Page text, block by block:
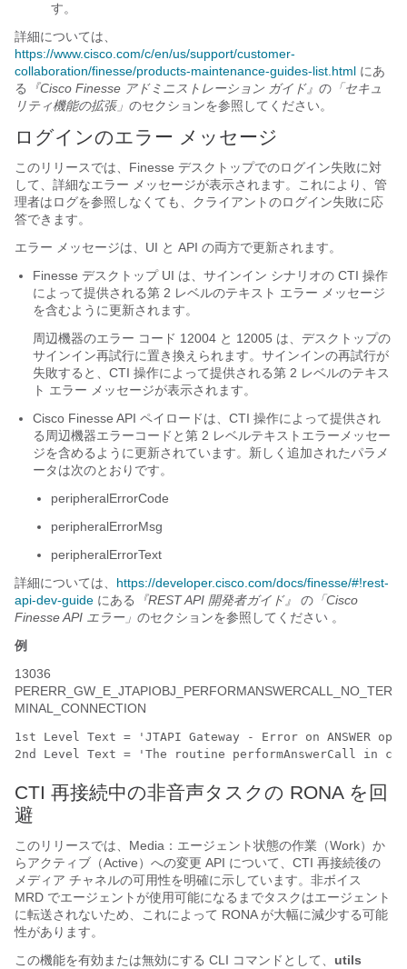
す。
詳細については、
https://www.cisco.com/c/en/us/support/customer-
collaboration/finesse/products-maintenance-guides-list.html にあ
る
『Cisco Finesse アドミニストレーション ガイド』 の 「セキュ
リティ機能の拡張」 のセクションを参照してください。
ログインのエラー メッセージ
このリリースでは、Finesse デスクトップでのログイン失敗に対
して、詳細なエラー メッセージが表示されます。これにより、管
理者はログを参照しなくても、クライアントのログイン失敗に応
答できます。
エラー メッセージは、UI と API の両方で更新されます。
Finesse デスクトップ UI は、サインイン シナリオの CTI 操作
によって提供される第 2 レベルのテキスト エラー メッセージ
を含むように更新されます。
周辺機器のエラー コード 12004 と 12005 は、デスクトップの
サインイン再試行に置き換えられます。サインインの再試行が
失敗すると、CTI 操作によって提供される第 2 レベルのテキス
ト エラー メッセージが表示されます。
Cisco Finesse API ペイロードは、CTI 操作によって提供され
る周辺機器エラーコードと第 2 レベルテキストエラーメッセー
ジを含めるように更新されています。新しく追加されたパラメ
ータは次のとおりです。
peripheralErrorCode
peripheralErrorMsg
peripheralErrorText
詳細については、 https://developer.cisco.com/docs/finesse/#!rest-
api-dev-guide にある 『REST API 開発者ガイド』 の 「Cisco
Finesse API エラー」 のセクションを参照してください 。
例
13036
PERERR_GW_E_JTAPIOBJ_PERFORMANSWERCALL_NO_TER
MINAL_CONNECTION
1st Level Text = 'JTAPI Gateway - Error on ANSWER
CTI 再接続中の非音声タスクの RONA を回
避
このリリースでは、 Media：エージェント状態の作業（Work）か
らアクティブ（Active）への変更 API について、CTI 再接続後の
メディア チャネルの可用性を明確に示しています。非ボイス
MRD でエージェントが使用可能になるまでタスクはエージェント
に転送されないため、これによって RONA が大幅に減少する可能
性があります。
この機能を有効または無効にする CLI コマンドとして、 utils